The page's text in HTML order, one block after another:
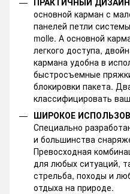
основной карман с
панелей петли
molle. А основной
легкого доступа,
кармана удобна в
быстросъемные
блокировки пакета.
классифицировать
ШИРОКОЕ
Специально
и большинства
Превосходная
для любых ситуаций,
стрельба, походы и
отдыха на природе.